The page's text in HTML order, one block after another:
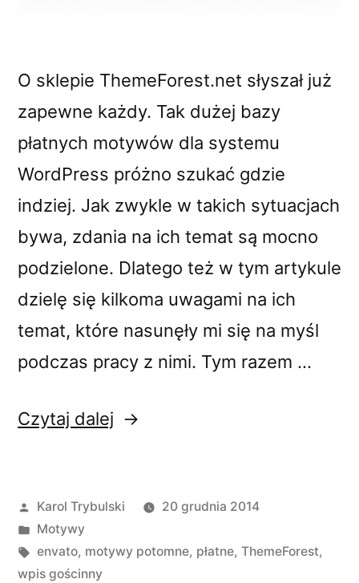
O sklepie ThemeForest.net słyszał już
zapewne każdy. Tak dużej bazy
płatnych motywów dla systemu
WordPress próżno szukać gdzie
indziej. Jak zwykle w takich sytuacjach
bywa, zdania na ich temat są mocno
podzielone. Dlatego też w tym artykule
dzielę się kilkoma uwagami na ich
temat, które nasunęły mi się na myśl
podczas pracy z nimi. Tym razem …
Czytaj dalej „Motywy
–
czy
Opublikowane
przez
Karol Trybulski
20 grudnia 2014
Opublikowano
w
Motywy
Tagi:
envato, motywy potomne, płatne, ThemeForest,
wpis gościnny